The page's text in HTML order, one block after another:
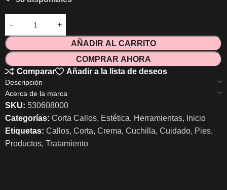
AÑADIR AL CARRITO
COMPRAR AHORA
Comparar
Añadir a la lista de deseos
Descripción
Acerca de la marca
SKU: 530608000
Categorías: Corta Callos, Estética, Herramientas, Inicio
Etiquetas: Callos, Corta, Crema, Cuchilla, Cuidado, Pies,
Productos, Tratamiento